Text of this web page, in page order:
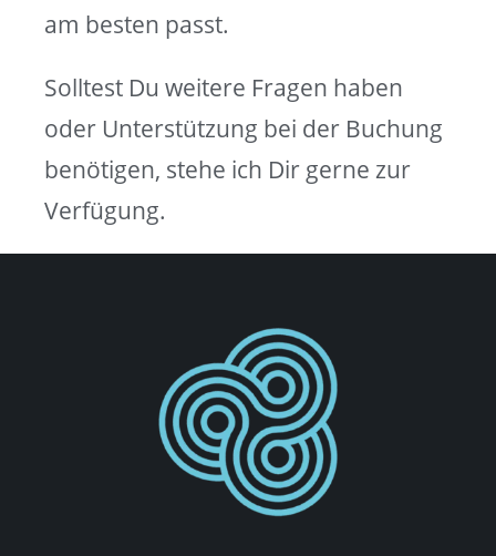
am besten passt.
Solltest Du weitere Fragen haben
oder Unterstützung bei der Buchung
benötigen, stehe ich Dir gerne zur
Verfügung.